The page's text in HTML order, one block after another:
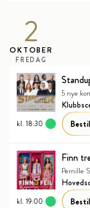
2
OKTOBER
FREDAG
5 nye
kl. 18:30
Finn
Pernille
kl. 19:00